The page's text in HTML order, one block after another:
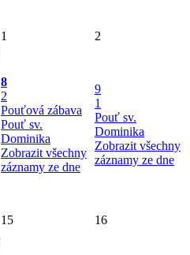
1 2
8
2
Pouťová zábava
Pouť sv.
Dominika
Zobrazit všechny
záznamy ze dne
9
1
Pouť sv.
Dominika
Zobrazit všechny
záznamy ze dne
15 16